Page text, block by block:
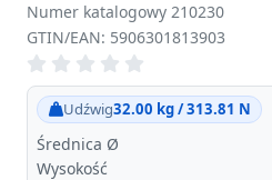
Numer katalogowy 210230
GTIN/EAN: 5906301813903
Udźwig32.00 kg / 313.81 N
Średnica Ø
Wysokość